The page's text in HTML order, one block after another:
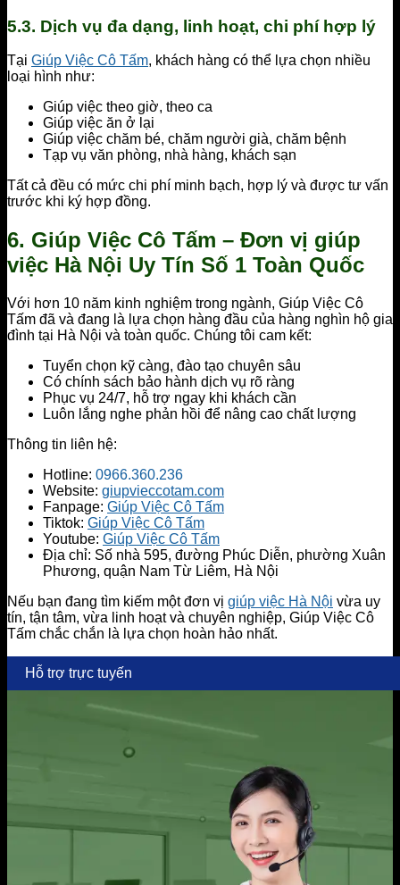
5.3. Dịch vụ đa dạng, linh hoạt, chi phí hợp lý
Tại Giúp Việc Cô Tấm, khách hàng có thể lựa chọn nhiều
loại hình như:
Giúp việc theo giờ, theo ca
Giúp việc ăn ở lại
Giúp việc chăm bé, chăm người già, chăm bệnh
Tạp vụ văn phòng, nhà hàng, khách sạn
Tất cả đều có mức chi phí minh bạch, hợp lý và được tư vấn
trước khi ký hợp đồng.
6. Giúp Việc Cô Tấm – Đơn vị giúp
việc Hà Nội Uy Tín Số 1 Toàn Quốc
Với hơn 10 năm kinh nghiệm trong ngành, Giúp Việc Cô
Tấm đã và đang là lựa chọn hàng đầu của hàng nghìn hộ gia
đình tại Hà Nội và toàn quốc. Chúng tôi cam kết:
Tuyển chọn kỹ càng, đào tạo chuyên sâu
Có chính sách bảo hành dịch vụ rõ ràng
Phục vụ 24/7, hỗ trợ ngay khi khách cần
Luôn lắng nghe phản hồi để nâng cao chất lượng
Thông tin liên hệ:
Hotline: 0966.360.236
Website: giupvieccotam.com
Fanpage: Giúp Việc Cô Tấm
Tiktok: Giúp Việc Cô Tấm
Youtube: Giúp Việc Cô Tấm
Địa chỉ: Số nhà 595, đường Phúc Diễn, phường Xuân
Phương, quận Nam Từ Liêm, Hà Nội
Nếu bạn đang tìm kiếm một đơn vị giúp việc Hà Nội vừa uy
tín, tận tâm, vừa linh hoạt và chuyên nghiệp, Giúp Việc Cô
Tấm chắc chắn là lựa chọn hoàn hảo nhất.
Hỗ trợ trực tuyến